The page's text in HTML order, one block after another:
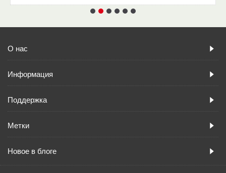
О нас
Информация
Поддержка
Метки
Новое в блоге